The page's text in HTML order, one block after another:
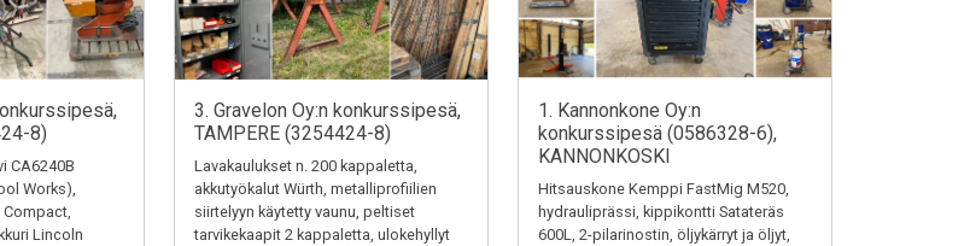
8)
CA6240B
Works),
Compact,
Lincoln
3. Gravelon Oy:n konkurssipesä,
TAMPERE (3254424-8)
Lavakaulukset n. 200 kappaletta,
akkutyökalut Würth, metalliprofiilien
siirtelyyn käytetty vaunu, peltiset
tarvikekaapit 2 kappaletta, ulokehyllyt
1. Kannonkone Oy:n
konkurssipesä (0586328-6),
KANNONKOSKI
Hitsauskone Kemppi FastMig M520,
hydrauliprässi, kippikontti Satateräs
600L, 2-pilarinostin, öljykärryt ja öljyt,